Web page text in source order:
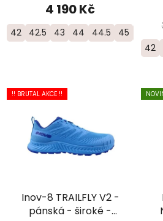
4 190 Kč
42 42.5 43 44 44.5 45
42
!! BRUTAL AKCE !!
Inov-8 TRAILFLY V2 -
pánská - široké -